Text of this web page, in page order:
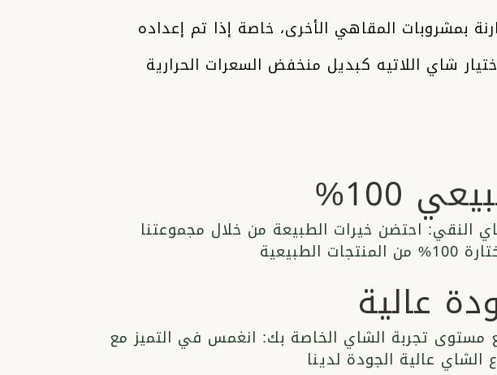
بمشروبات المقاهي الأخرى، خاصة إذا تم إعداده
شاي اللاتيه كبديل منخفض السعرات الحرارية
100%
النقي: احتضن خيرات الطبيعة من خلال مجموعتنا
الطبيعية
عالية
مستوى تجربة الشاي الخاصة بك: انغمس في التميز مع
الشاي عالية الجودة لدينا